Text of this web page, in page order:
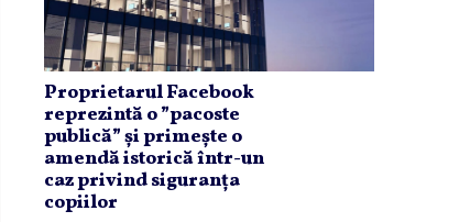
Proprietarul Facebook
reprezintă o ”pacoste
publică” și primește o
amendă istorică într-un
caz privind siguranța
copiilor